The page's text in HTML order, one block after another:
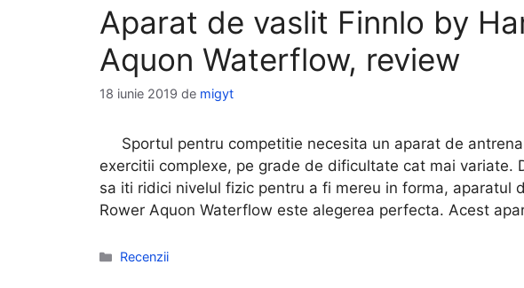
Aparat de vaslit Finnlo by
Aquon Waterflow, review
18 iunie 2019 de migyt
Sportul pentru competitie necesita un aparat de
exercitii complexe, pe grade de dificultate cat mai variate.
sa iti ridici nivelul fizic pentru a fi mereu in forma, aparatul
Rower Aquon Waterflow este alegerea perfecta. Acest
Categorii
Recenzii